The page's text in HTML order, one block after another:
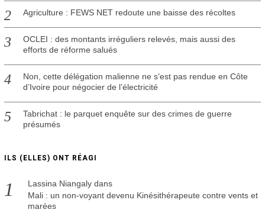
Agriculture : FEWS NET redoute une baisse des récoltes
OCLEI : des montants irréguliers relevés, mais aussi des
efforts de réforme salués
Non, cette délégation malienne ne s’est pas rendue en Côte
d’Ivoire pour négocier de l’électricité
Tabrichat : le parquet enquête sur des crimes de guerre
présumés
ILS (ELLES) ONT RÉAGI
Lassina Niangalydans
Mali : un non-voyant devenu Kinésithérapeute contre vents et
marées